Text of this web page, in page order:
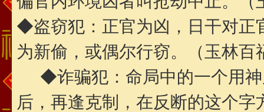
◆盗窃犯：正官为凶，日干对正
为新偷，或偶尔行窃。（玉林百
◆诈骗犯：命局中的一个用神
后，再逢克制，在反断的这个